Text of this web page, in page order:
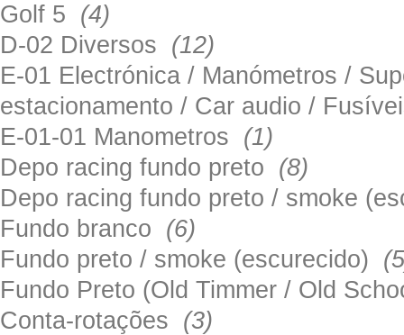
Golf 5 (4)
D-02 Diversos (12)
E-01 Electrónica / Manómetros /
estacionamento / Car audio /
E-01-01 Manometros (1)
Depo racing fundo preto (8)
Depo racing fundo preto / smoke
Fundo branco (6)
Fundo preto / smoke (escurecido)
Fundo Preto (Old Timmer / Old
Conta-rotações (3)